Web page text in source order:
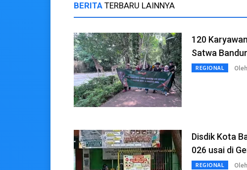
BERITA TERBARU LAINNYA
120
Satwa
REGIONAL Oleh
Disdik Kota
026 usai di
REGIONAL Oleh